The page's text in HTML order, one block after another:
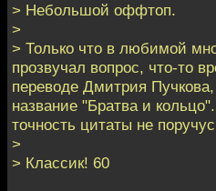
> Небольшой оффтоп.
>
> Только что в любимой
прозвучал вопрос, что-то
переводе Дмитрия
название "Братва и
точность цитаты не
>
> Классик! 60